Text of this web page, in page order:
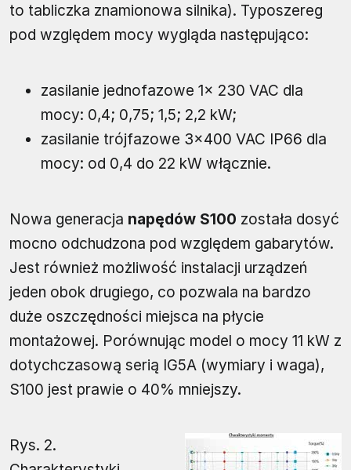
to tabliczka znamionowa silnika). Typoszereg
pod względem mocy wygląda następująco:
zasilanie jednofazowe 1× 230 VAC dla
mocy: 0,4; 0,75; 1,5; 2,2 kW;
zasilanie trójfazowe 3×400 VAC IP66 dla
mocy: od 0,4 do 22 kW włącznie.
Nowa generacja napędów S100 została dosyć
mocno odchudzona pod względem gabarytów.
Jest również możliwość instalacji urządzeń
jeden obok drugiego, co pozwala na bardzo
duże oszczędności miejsca na płycie
montażowej. Porównując model o mocy 11 kW z
dotychczasową serią IG5A (wymiary i waga),
S100 jest prawie o 40% mniejszy.
Rys. 2.